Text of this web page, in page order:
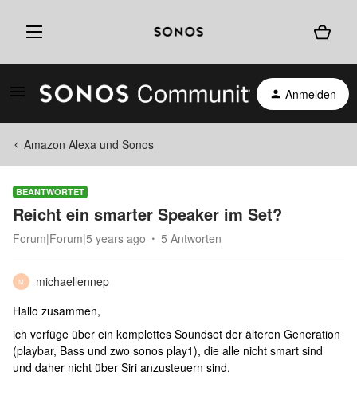
Anmelden
Amazon Alexa und Sonos
BEANTWORTET
Reicht ein smarter Speaker im Set?
Forum|Forum|5 years ago 5 Antworten
M
michaellennep
Hallo zusammen,
ich verfüge über ein komplettes Soundset der älteren Generation
(playbar, Bass und zwo sonos play1), die alle nicht smart sind
und daher nicht über Siri anzusteuern sind.